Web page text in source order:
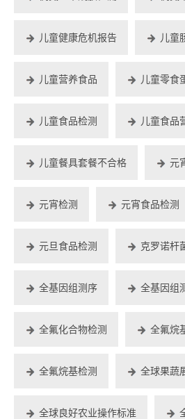
儿童健康危机报告 儿童
儿童营养食品 儿童零食
儿童食品检测 儿童食品
儿童餐具套餐不合格 元
元宵检测 元宵食品检测
元旦食品检测 克罗诺杆
全基因组测序 全基因组
全氟化合物检测 全氟烷
全氟烷基检测 全球果蔬
全球良好农业操作标准